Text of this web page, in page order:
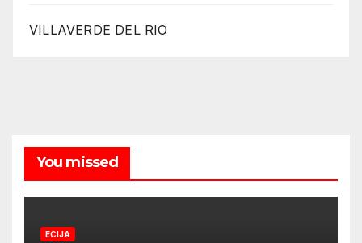
VILLAVERDE DEL RIO
You missed
ECIJA